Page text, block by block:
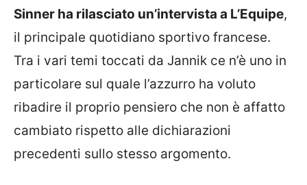
Sinner ha rilasciato un’intervista a L’Equipe,
il principale quotidiano sportivo francese.
Tra i vari temi toccati da Jannik ce n’è uno in
particolare sul quale l’azzurro ha voluto
ribadire il proprio pensiero che non è affatto
cambiato rispetto alle dichiarazioni
precedenti sullo stesso argomento.